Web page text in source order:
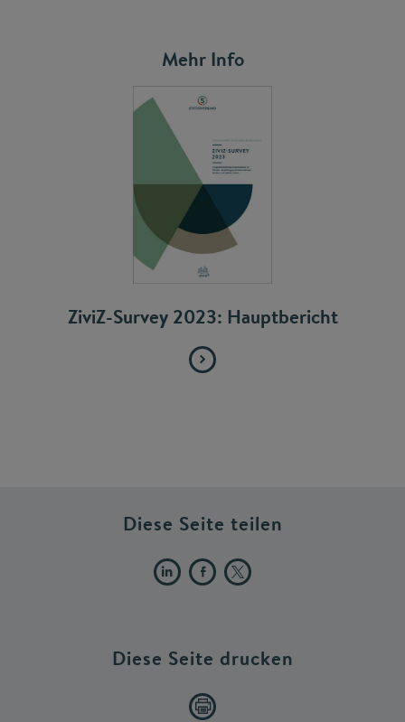
Mehr Info
ZiviZ-Survey 2023: Hauptbericht
Diese Seite teilen
Diese Seite drucken